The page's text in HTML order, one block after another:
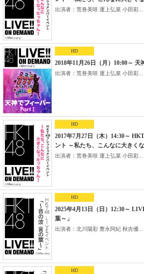
出演者：荒巻美咲 運上弘菜 小田彩...
HD
2018年11月26日（月）10:00～
出演者：荒巻美咲 運上弘菜 小田彩...
HD
2017年7月27日（木）14:30～
ント ～私たち、こんなに大きく
出演者：荒巻美咲 運上弘菜 小田彩...
HD
2025年4月13日（日）12:30～
葉～」
出演者：北川陽彩 豊永阿紀 秋吉優...
HD